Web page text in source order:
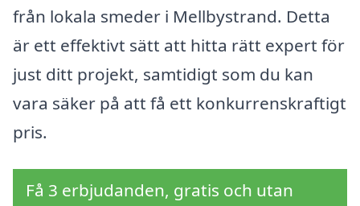
från lokala smeder i Mellbystrand. Detta
är ett effektivt sätt att hitta rätt expert för
just ditt projekt, samtidigt som du kan
vara säker på att få ett konkurrenskraftigt
pris.
Få 3 erbjudanden, gratis och utan